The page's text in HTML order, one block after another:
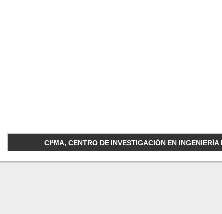
CI²MA, CENTRO DE INVESTIGACIÓN EN